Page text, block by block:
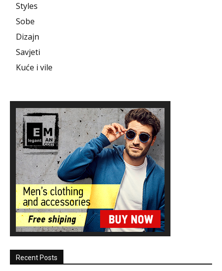
Styles
Sobe
Dizajn
Savjeti
Kuće i vile
Recent Posts